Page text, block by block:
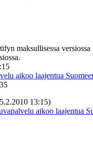
maksullisessa
aikoo laajentua
5.2.2010 13:15)
aikoo laajentua